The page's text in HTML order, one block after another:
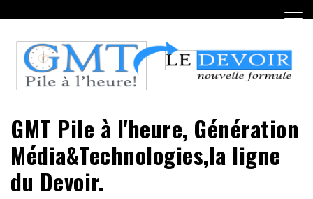
to
content
GMT Pile à l'heure, Génération
Média&Technologies,la ligne
du Devoir.